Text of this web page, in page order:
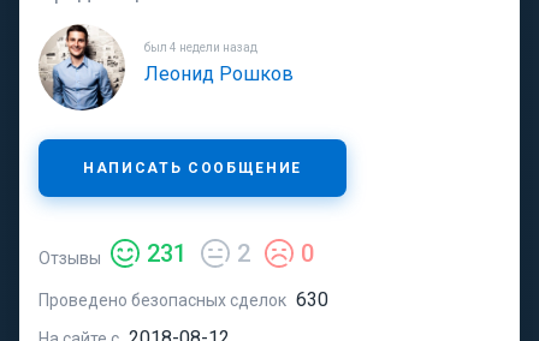
был 4 недели назад
Леонид Рошков
НАПИСАТЬ СООБЩЕНИЕ
Отзывы 231 2 0
Проведено безопасных сделок 630